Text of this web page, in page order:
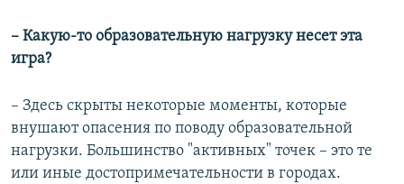
– Какую-то образовательную нагрузку несет эта
игра?
– Здесь скрыты некоторые моменты, которые
внушают опасения по поводу образовательной
нагрузки. Большинство "активных" точек – это те
или иные достопримечательности в городах.